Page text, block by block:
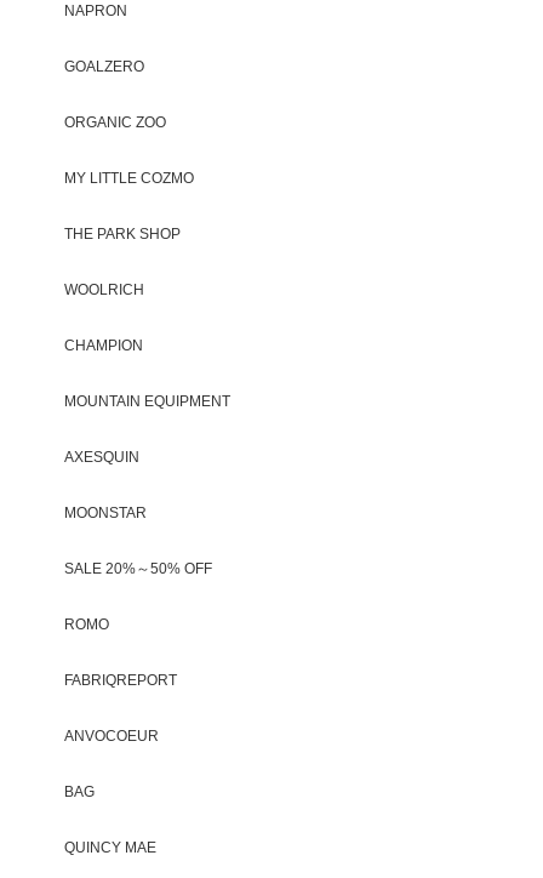
NAPRON
GOALZERO
ORGANIC ZOO
MY LITTLE COZMO
THE PARK SHOP
WOOLRICH
CHAMPION
MOUNTAIN EQUIPMENT
AXESQUIN
MOONSTAR
SALE 20%～50% OFF
ROMO
FABRIQREPORT
ANVOCOEUR
BAG
QUINCY MAE